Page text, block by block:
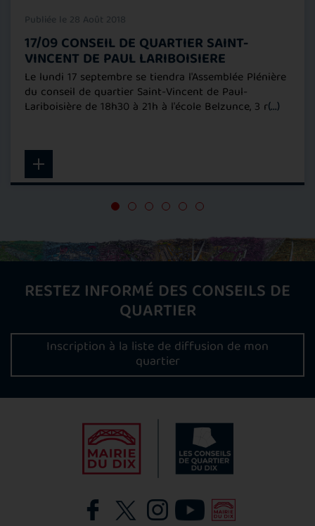
Publiée le 28 Août 2018
17/09 CONSEIL DE QUARTIER SAINT-
VINCENT DE PAUL LARIBOISIERE
Le lundi 17 septembre se tiendra l'Assemblée Plénière
du conseil de quartier Saint-Vincent de Paul-
Lariboisière de 18h30 à 21h à l'école Belzunce, 3 r(...)
RESTEZ INFORMÉ DES CONSEILS DE
QUARTIER
Inscription à la liste de diffusion de mon
quartier